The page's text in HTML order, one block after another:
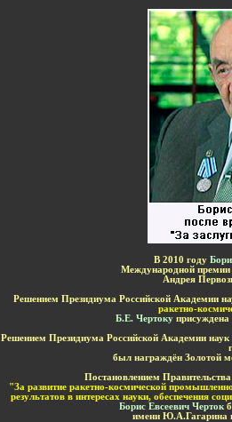
В 2010 году
Международной премии
Андрея
Решением Президиума Российской Академии
ракетно-
Б.Е. Чертоку
Решением Президиума Российской Академии наук
был награждён Золотой
Постановлением
"За развитие ракетно-космической
результатов в интересах науки, обеспечения
Борис Евсеевич Черток
имени Ю.А.Гагарина в